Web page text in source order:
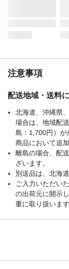
注意事項
配送地域・送料
北海道、沖縄県
場合は、地域配
島：1,700円）が
商品において追
離島の場合、配
ざいます。
別送品は、北海
ご入力いただい
の出荷元に開示
重に取り扱います